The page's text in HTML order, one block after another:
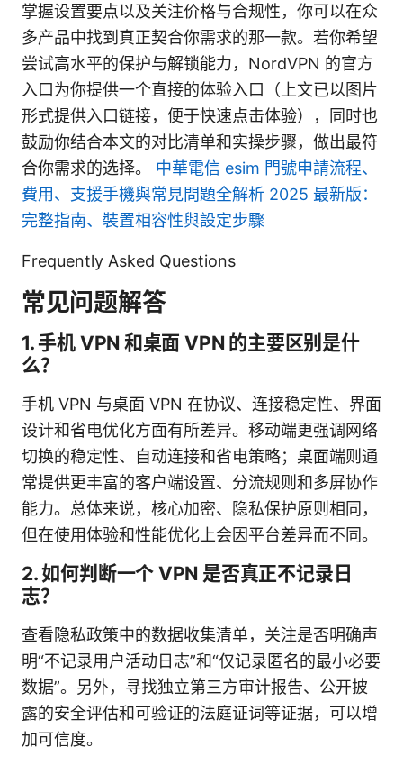
掌握设置要点以及关注价格与合规性，你可以在众
多产品中找到真正契合你需求的那一款。若你希望
尝试高水平的保护与解锁能力，NordVPN 的官方
入口为你提供一个直接的体验入口（上文已以图片
形式提供入口链接，便于快速点击体验），同时也
鼓励你结合本文的对比清单和实操步骤，做出最符
合你需求的选择。 中華電信 esim 門號申請流程、
費用、支援手機與常見問題全解析 2025 最新版：
完整指南、裝置相容性與設定步驟
Frequently Asked Questions
常见问题解答
1. 手机 VPN 和桌面 VPN 的主要区别是什
么？
手机 VPN 与桌面 VPN 在协议、连接稳定性、界面
设计和省电优化方面有所差异。移动端更强调网络
切换的稳定性、自动连接和省电策略；桌面端则通
常提供更丰富的客户端设置、分流规则和多屏协作
能力。总体来说，核心加密、隐私保护原则相同，
但在使用体验和性能优化上会因平台差异而不同。
2. 如何判断一个 VPN 是否真正不记录日
志？
查看隐私政策中的数据收集清单，关注是否明确声
明“不记录用户活动日志”和“仅记录匿名的最小必要
数据”。另外，寻找独立第三方审计报告、公开披
露的安全评估和可验证的法庭证词等证据，可以增
加可信度。